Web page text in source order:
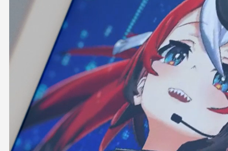
TALENT
NEWS
AUDITION
COLLABORATION
SUPPORT ADVERTISING